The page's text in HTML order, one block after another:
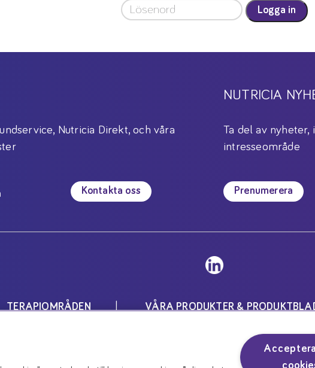
Logga in
Nutricia Direkt, och våra
Kontakta oss
NUTRICIA
Ta del av
intresseområde
Prenumerera
TERAPIOMRÅDEN VÅRA PRODUKTER &
är livsmedel för speciella medicinska ändamål och skall